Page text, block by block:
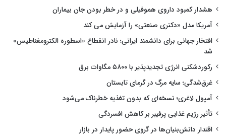
هشدار کمبود داروی هموفیلی و در خطر بودن جان بیماران
آمریکا مدل «دکتری صنعتی» را آزمایش می کند
افتخار جهانی برای دانشمند ایرانی؛ نادر انقطاع «اسطوره الکترومغناطیس»
شد
رکوردشکنی انرژی تجدیدپذیر با ۵۸۰۰ مگاوات برق
غرق‌شدگی؛ سایه مرگ در گرمای تابستان
آمپول لاغری؛ نسخه‌ای که بدون تغذیه خطرناک می‌شود
تأثیر رژیم غذایی پرفیبر بر کاهش افسردگی
اقتدار دانش‌بنیان‌ها در گروی حضور پایدار در بازار